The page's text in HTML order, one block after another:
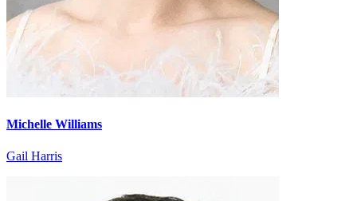
Michelle Williams
Gail Harris